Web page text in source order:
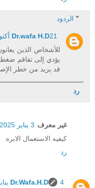
الردود
Dr.wafa H.D21 أكتوبر 2023 في 9:04 م
للأشخاص الذين
يؤدي إلى تفاقم
قد يزيد من خطر
رد
غير معرف 3 يناير 2025 في 4:37 م
كيفيه الاستعمال الابره
رد
Dr.Wafa.H.D
4 يناير 2025 في 1:24 م